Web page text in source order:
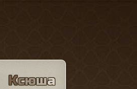
Ксюша